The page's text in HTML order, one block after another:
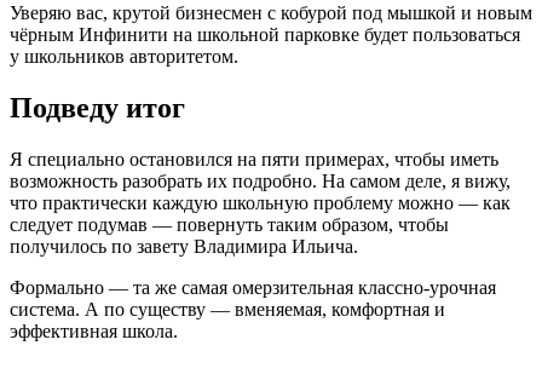
Уверяю вас, крутой бизнесмен с кобурой под мышкой и новым
чёрным Инфинити на школьной парковке будет пользоваться
у школьников авторитетом.
Подведу итог
Я специально остановился на пяти примерах, чтобы иметь
возможность разобрать их подробно. На самом деле, я вижу,
что практически каждую школьную проблему можно — как
следует подумав — повернуть таким образом, чтобы
получилось по завету Владимира Ильича.
Формально — та же самая омерзительная классно-урочная
система. А по существу — вменяемая, комфортная и
эффективная школа.